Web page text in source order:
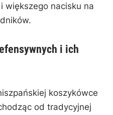
większego nacisku na
i ich
koszykówce
od tradycyjnej